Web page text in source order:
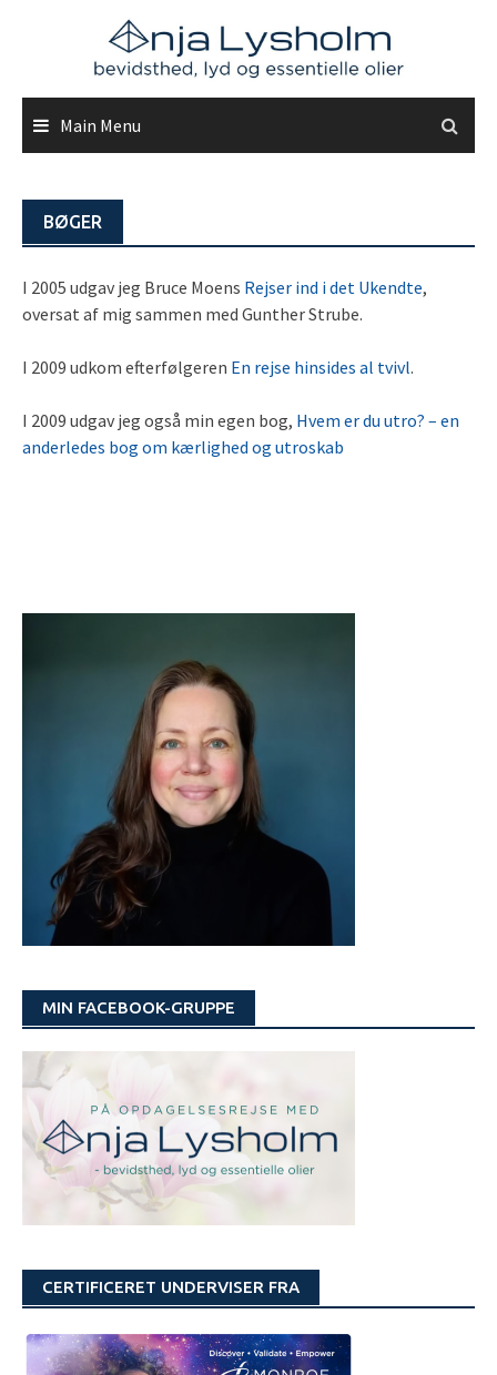
Main Menu
BØGER
I 2005 udgav jeg Bruce Moens Rejser ind i det Ukendte,
oversat af mig sammen med Gunther Strube.
I 2009 udkom efterfølgeren En rejse hinsides al tvivl.
I 2009 udgav jeg også min egen bog, Hvem er du utro? – en
anderledes bog om kærlighed og utroskab
MIN FACEBOOK-GRUPPE
CERTIFICERET UNDERVISER FRA